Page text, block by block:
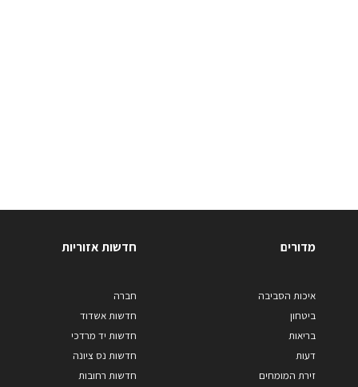
מדורים
איכות הסביבה
ביטחון
בריאות
דעות
זירת המומחים
חדשות אזוריות
חברה
חדשות אשדוד
חדשות יד מרדכי
חדשות נס ציונה
חדשות רחובות